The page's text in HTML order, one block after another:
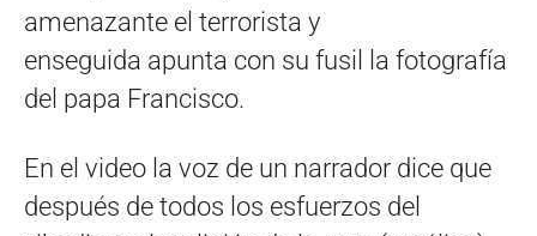
amenazante el terrorista y
enseguida apunta con su fusil la fotografía
del papa Francisco.
En el video la voz de un narrador dice que
después de todos los esfuerzos del